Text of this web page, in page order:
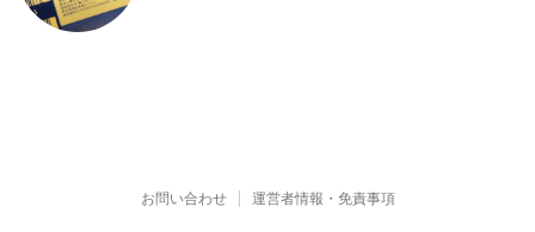
お問い合わせ 運営者情報・免責事項